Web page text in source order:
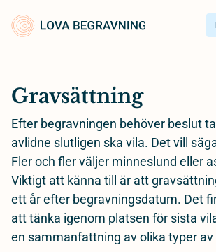
content
Gravsättning
Efter begravningen behöver beslut
avlidne slutligen ska vila. Det vill
Fler och fler väljer minneslund eller
Viktigt att känna till är att
ett år efter begravningsdatum. Det
att tänka igenom platsen för sista
en sammanfattning av olika typer